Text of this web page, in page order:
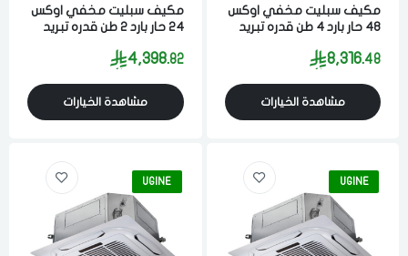
مكيف سبليت مخفي اوكس
48 حار بارد 4 طن قدره تبريد
انفيرتر8,316.48
مشاهدة الخيارات
مكيف سبليت مخفي اوكس
24 حار بارد 2 طن قدره تبريد
انفيرتر
4,398.82
مشاهدة الخيارات
UGINE
UGINE